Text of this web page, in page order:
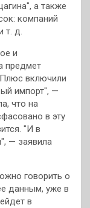
а также
компаний
т. д.
и
предмет
Плюс включили
импорт", —
что на
в эту
"И в
— заявила
говорить о
данным, уже в
в